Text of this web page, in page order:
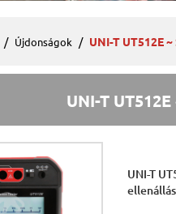
Újdonságok UNI-T UT512E ~
UNI-T
UNI-T